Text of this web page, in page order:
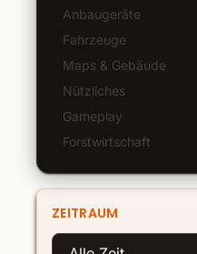
Anbaugeräte
Fahrzeuge
Maps & Gebäude
Nützliches
Gameplay
Forstwirtschaft
ZEITRAUM